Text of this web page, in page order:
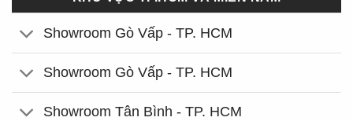
Showroom Gò Vấp - TP. HCM
Showroom Gò Vấp - TP. HCM
Showroom Tân Bình - TP. HCM